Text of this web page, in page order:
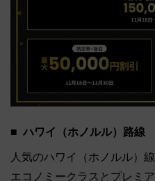
ハワイ（ホノルル）路線
人気のハワイ（ホノルル）
エコノミークラスとプレミ